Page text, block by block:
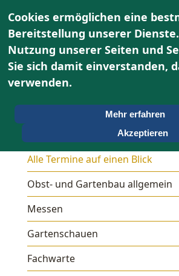
Alle Termine auf einen Blick
Obst- und Gartenbau allgemein
Messen
Gartenschauen
Fachwarte
Cookies ermöglichen eine
Bereitstellung unserer
Nutzung unserer Seiten und
Sie sich damit einverstanden,
verwenden.
Mehr erfahren
Akzeptieren